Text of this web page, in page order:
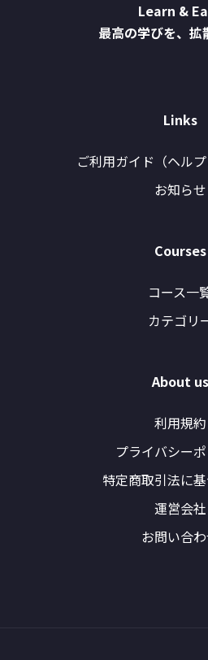
Learn &
最高の学びを、拡
Links
ご利用ガイド（ヘルプ
お知らせ
Courses
コース一
カテゴリ
About us
利用規約
プライバシー
特定商取引法に
運営会社
お問い合